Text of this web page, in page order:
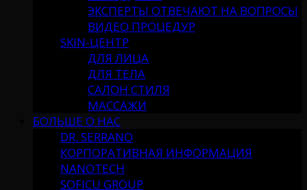
ЭКСПЕРТЫ ОТВЕЧАЮТ НА ВОПРОСЫ
ВИДЕО ПРОЦЕДУР
SKIN-ЦЕНТР
ДЛЯ ЛИЦА
ДЛЯ ТЕЛА
САЛОН СТИЛЯ
МАССАЖИ
БОЛЬШЕ О НАС
DR. SERRANO
КОРПОРАТИВНАЯ ИНФОРМАЦИЯ
NANOTECH
SOFICU GROUP